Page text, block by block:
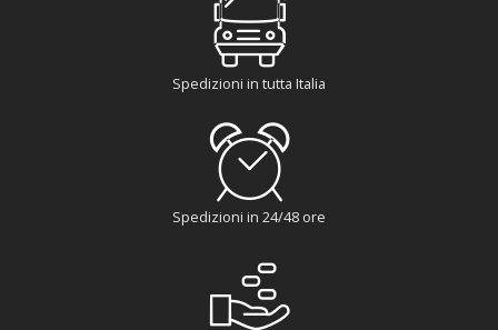
Spedizioni in tutta Italia
Spedizioni in 24/48 ore